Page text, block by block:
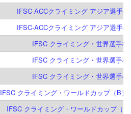
IFSC-ACCクライミング アジア選手
IFSC-ACCクライミング アジア選手
IFSC クライミング・世界選手権
IFSC クライミング・世界選手権
IFSC クライミング・世界選手権
IFSC クライミング・ワールドカップ（B）
IFSC クライミング・ワールドカップ（B